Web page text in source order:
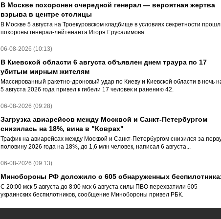
В Москве похоронен очередной генерал — вероятная жертва
взрыва в центре столицы
В Москве 5 августа на Троекуровском кладбище в условиях секретности
похороны генерал-лейтенанта Игоря Ерусалимова.
06-08-2026 (10:13)
В Киевской области 6 августа объявлен днем траура по 17
убитым мирным жителям
Массированный ракетно-дроновый удар по Киеву и Киевской области в ночь
5 августа 2026 года привел к гибели 17 человек и ранению 42.
06-08-2026 (09:28)
Загрузка авиарейсов между Москвой и Санкт-Петербургом
снизилась на 18%, вина в "Коврах"
Трафик на авиарейсах между Москвой и Санкт-Петербургом снизился за
половину 2026 года на 18%, до 1,6 млн человек, написал 6 августа...
06-08-2026 (09:13)
Минобороны РФ доложило о 605 обнаруженных
С 20:00 мск 5 августа до 8:00 мск 6 августа силы ПВО перехватили 605
украинских беспилотников, сообщение Минобороны привел РБК.